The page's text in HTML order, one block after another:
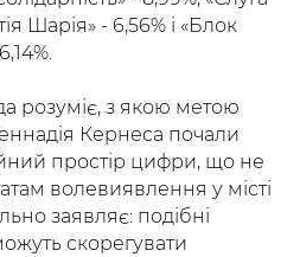
Шарія» - 6,56% і «Блок
розуміє, з якою метою
Кернеса почали
простір цифри, що не
волевиявлення у місті
заявляє: подібні
скорегувати